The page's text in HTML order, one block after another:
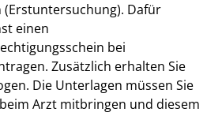
Dafür
einen
bei
Zusätzlich erhalten Sie
Die Unterlagen müssen Sie
Arzt mitbringen und diesem